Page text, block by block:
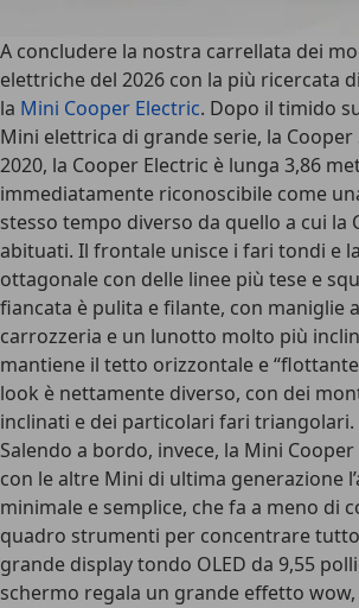
A concludere la nostra carrellata dei
elettriche del 2026 con la più ricercata
la Mini Cooper Electric. Dopo il timido
Mini elettrica di grande serie, la Cooper
2020, la Cooper Electric è lunga 3,86
immediatamente riconoscibile come
stesso tempo diverso da quello a cui la
abituati. Il frontale unisce i fari tondi e
ottagonale con delle linee più tese e
fiancata è pulita e filante, con maniglie
carrozzeria e un lunotto molto più
mantiene il tetto orizzontale e
look è nettamente diverso, con dei
inclinati e dei particolari fari triangolari.
Salendo a bordo, invece, la Mini
con le altre Mini di ultima generazione
minimale e semplice, che fa a meno di
quadro strumenti per concentrare
grande display tondo OLED da 9,55
schermo regala un grande effetto